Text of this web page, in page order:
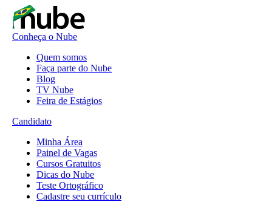
Conheça o Nube
Quem somos
Faça parte do Nube
Blog
TV Nube
Feira de Estágios
Candidato
Minha Área
Painel de Vagas
Cursos Gratuitos
Dicas do Nube
Teste Ortográfico
Cadastre seu currículo